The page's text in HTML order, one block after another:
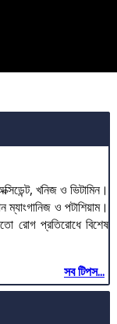
খনিজ ও ভিটামিন।
ও পটাশিয়াম।
রোগ প্রতিরোধে বিশেষ
সব টিপস...